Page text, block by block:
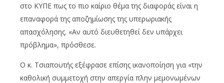
στο ΚΥΠΕ πως το πιο καίριο θέμα της διαφοράς είναι η
επαναφορά της αποζημίωσης της υπερωριακής
απασχόλησης. «Αν αυτό διευθετηθεί δεν υπάρχει
πρόβλημα», πρόσθεσε.
Ο κ. Τσιαπουτής εξέφρασε επίσης ικανοποίηση για «την
καθολική συμμετοχή στην απεργία πλην μεμονωμένων